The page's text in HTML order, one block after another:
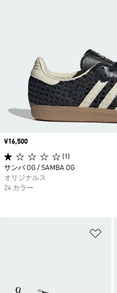
価格
¥16,500
(1)
サンバ OG / SAMBA OG
オリジナルス
24 カラー